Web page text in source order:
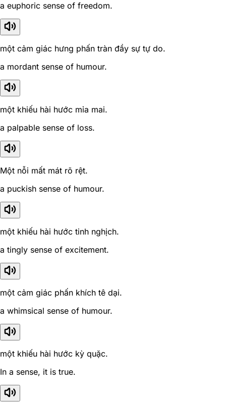
a euphoric sense of freedom.
một cảm giác hưng phấn tràn đầy sự tự do.
a mordant sense of humour.
một khiếu hài hước mỉa mai.
a palpable sense of loss.
Một nỗi mất mát rõ rệt.
a puckish sense of humour.
một khiếu hài hước tinh nghịch.
a tingly sense of excitement.
một cảm giác phấn khích tê dại.
a whimsical sense of humour.
một khiếu hài hước kỳ quặc.
In a sense, it is true.